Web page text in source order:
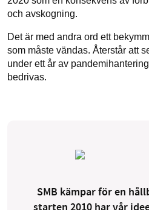
och avskogning.
Det är med andra ord ett
som måste vändas. Återstår att
under ett år av
bedrivas.
SMB kämpar för en